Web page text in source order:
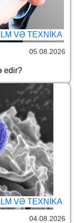
VƏ TEXNIKA
05.08.2026
edir?
VƏ TEXNIKA
04.08.2026